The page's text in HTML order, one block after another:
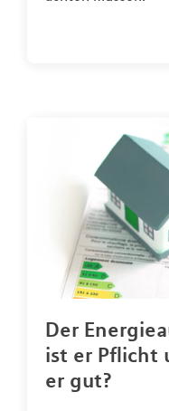
Der
ist er Pflicht
er gut?